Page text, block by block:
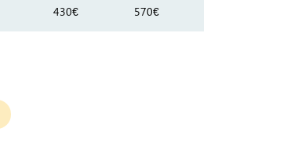
430€ 570€